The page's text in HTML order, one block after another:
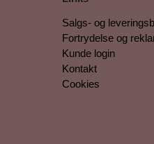
Salgs- og
Fortrydelse og
Kunde login
Kontakt
Cookies